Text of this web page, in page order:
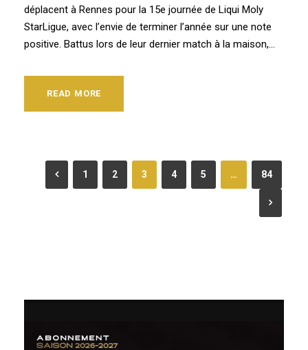
déplacent à Rennes pour la 15e journée de Liqui Moly
StarLigue, avec l’envie de terminer l’année sur une note
positive. Battus lors de leur dernier match à la maison,...
READ MORE
1 2 3 4 5 … 84